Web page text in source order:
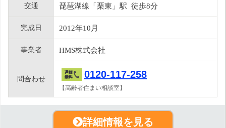
交通 琵琶湖線「栗東」駅 徒歩8分
完成日 2012年10月
事業者 HMS株式会社
問合わせ 0120-117-258
【高齢者住まい相談室】
詳細情報を見る